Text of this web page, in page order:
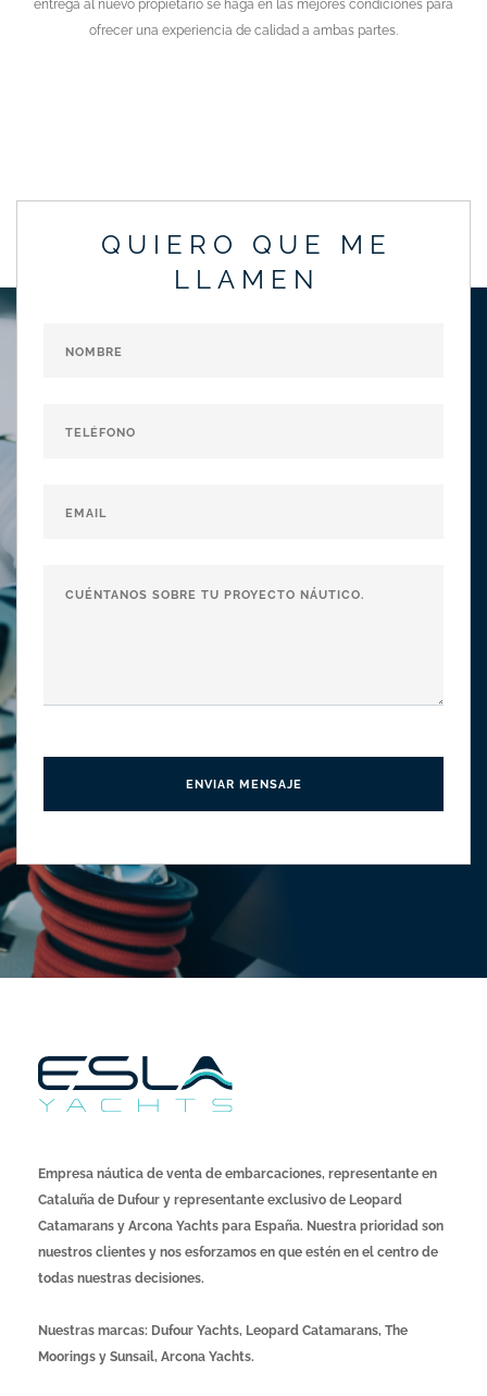
entrega al nuevo propietario se haga en las mejores condiciones para
ofrecer una experiencia de calidad a ambas partes.
QUIERO QUE ME
LLAMEN
ENVIAR MENSAJE
Empresa náutica de venta de embarcaciones, representante en
Cataluña de Dufour y representante exclusivo de Leopard
Catamarans y Arcona Yachts para España. Nuestra prioridad son
nuestros clientes y nos esforzamos en que estén en el centro de
todas nuestras decisiones.
Nuestras marcas: Dufour Yachts, Leopard Catamarans, The
Moorings y Sunsail, Arcona Yachts.